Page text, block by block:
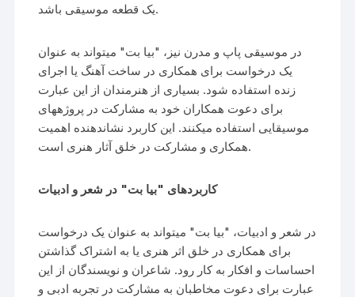
یک قطعه موسیقی باشد.
در موسیقی پاپ و مدرن نیز، "بیا بت" میتواند به عنوان
یک درخواست برای همکاری در ساخت آهنگ یا اجرای
زنده استفاده شود. بسیاری از هنرمندان از این عبارت
برای دعوت همکاران خود به مشارکت در پروژههای
موسیقایی استفاده میکنند. این کاربرد نشاندهنده اهمیت
همکاری و مشارکت در خلق آثار هنری است.
کاربردهای "بیا بت" در شعر و ادبیات
در شعر و ادبیات، "بیا بت" میتواند به عنوان یک درخواست
برای همکاری در خلق اثر هنری یا به اشتراک گذاشتن
احساسات و افکار به کار رود. شاعران و نویسندگان از این
عبارت برای دعوت مخاطبان به مشارکت در تجربه ادبی و